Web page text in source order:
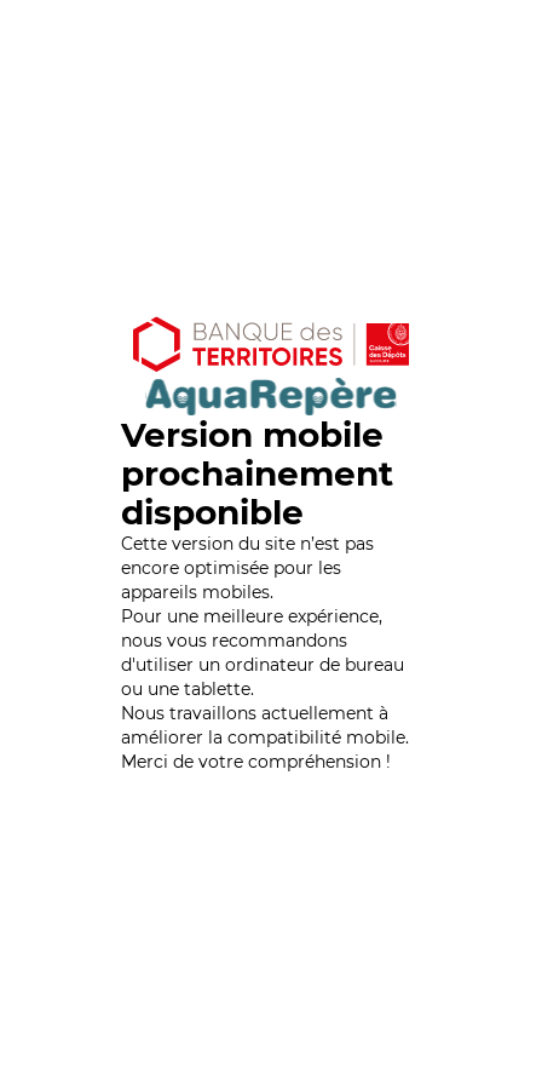
Version mobile
prochainement
disponible
Cette version du site n’est pas
encore optimisée pour les
appareils mobiles.
Pour une meilleure expérience,
nous vous recommandons
d'utiliser un ordinateur de bureau
ou une tablette.
Nous travaillons actuellement à
améliorer la compatibilité mobile.
Merci de votre compréhension !